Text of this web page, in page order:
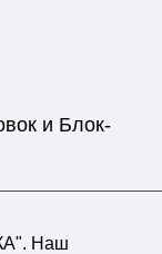
и Блок-
Наш